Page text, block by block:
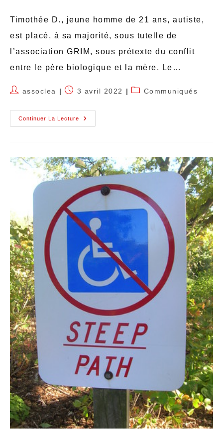
Timothée D., jeune homme de 21 ans, autiste,
est placé, à sa majorité, sous tutelle de
l’association GRIM, sous prétexte du conflit
entre le père biologique et la mère. Le…
assoclea 3 avril 2022 Communiqués
Continuer La Lecture